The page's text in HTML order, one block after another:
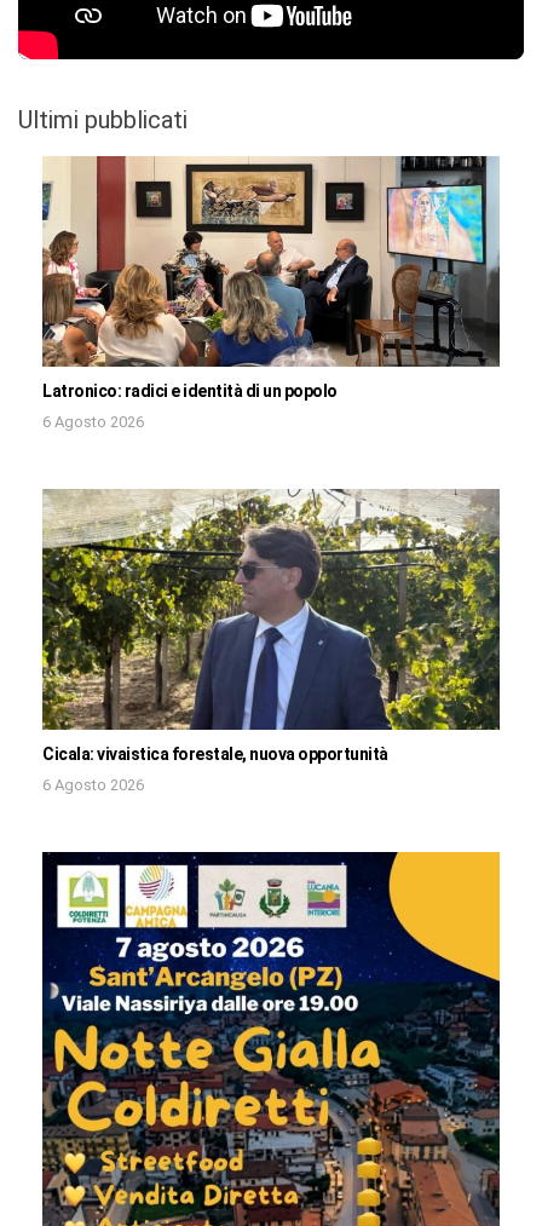
Ultimi pubblicati
Latronico: radici e identità di un popolo
6 Agosto 2026
Cicala: vivaistica forestale, nuova opportunità
6 Agosto 2026